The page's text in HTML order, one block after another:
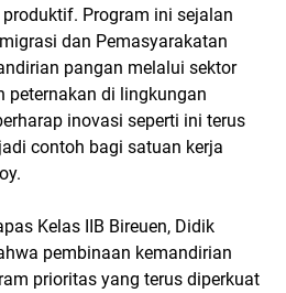
Program ini sejalan
dan Pemasyarakatan
pangan melalui sektor
peternakan di lingkungan
inovasi seperti ini terus
contoh bagi satuan kerja
Kelas IIB Bireuen, Didik
pembinaan kemandirian
prioritas yang terus diperkuat